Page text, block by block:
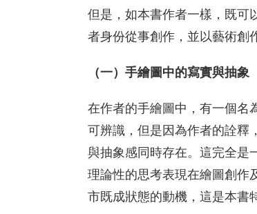
但是，如本書作者一樣，既可
者身份從事創作，並以藝術創
（一）手繪圖中的寫實與抽象
在作者的手繪圖中，有一個名
可辨識，但是因為作者的詮釋
與抽象感同時存在。這完全是
理論性的思考表現在繪圖創作
市既成狀態的動機，這是本書